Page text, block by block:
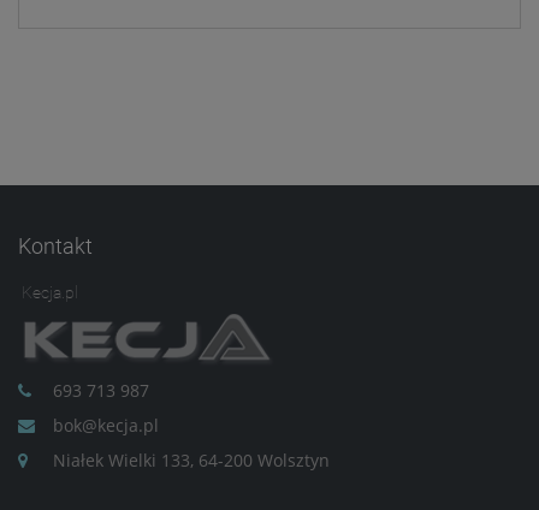
Kontakt
Kecja.pl
693 713 987
bok@kecja.pl
Niałek Wielki 133, 64-200 Wolsztyn